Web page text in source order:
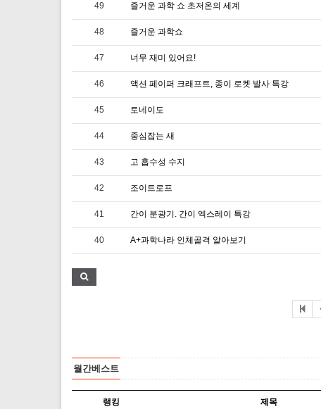
49 즐거운 과학 쇼 초저온의 세계
48 즐거운 과학쇼
47 너무 재미 있어요!
46 액션 페이퍼 크래프트, 종이 로켓 발사 특강
45 토네이도
44 중심잡는 새
43 고 흡수성 수지
42 조이트로프
41 간이 분광기. 간이 엑스레이 특강
40 A+과학나라 인체골격 알아보기
월간베스트
랭킹 제목